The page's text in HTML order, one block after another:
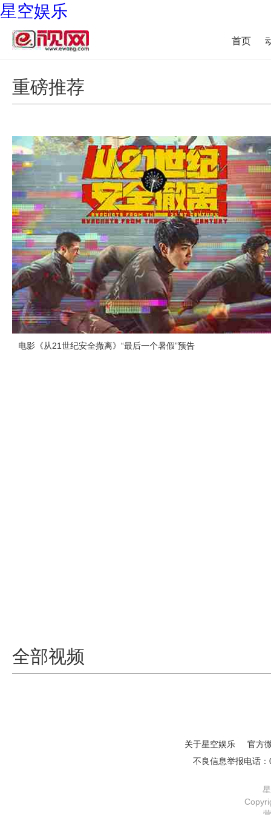
星空娱乐
首页
重磅推荐
电影《从21世纪安全撤离》“最后一个暑假”预告
全部视频
关于星空娱乐
官方
不良信息举报电话